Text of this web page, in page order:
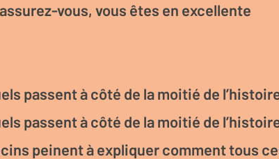
vous, vous êtes en excellente
passent à côté de la moitié de
passent à côté de la moitié de
peinent à expliquer comment tous